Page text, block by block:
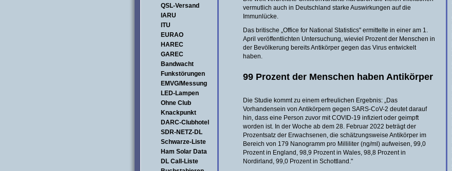
QSL-Versand
IARU
ITU
EURAO
HAREC
GAREC
Bandwacht
Funkstörungen
EMVG/Messung
LED-Lampen
Ohne Club
Knackpunkt
DARC-Clubhotel
SDR-NETZ-DL
Schwarze-Liste
Ham Solar Data
DL Call-Liste
vermutlich auch in Deutschland starke Auswirkungen auf die
Immunlücke.
Das britische „Office for National Statistics" ermittelte in einer am 1.
April veröffentlichten Untersuchung, wieviel Prozent der Menschen in
der Bevölkerung bereits Antikörper gegen das Virus entwickelt
haben.
99 Prozent der Menschen haben Antikörper
Die Studie kommt zu einem erfreulichen Ergebnis: „Das
Vorhandensein von Antikörpern gegen SARS-CoV-2 deutet darauf
hin, dass eine Person zuvor mit COVID-19 infiziert oder geimpft
worden ist. In der Woche ab dem 28. Februar 2022 beträgt der
Prozentsatz der Erwachsenen, die schätzungsweise Antikörper im
Bereich von 179 Nanogramm pro Milliliter (ng/ml) aufweisen, 99,0
Prozent in England, 98,9 Prozent in Wales, 98,8 Prozent in
Nordirland, 99,0 Prozent in Schottland."